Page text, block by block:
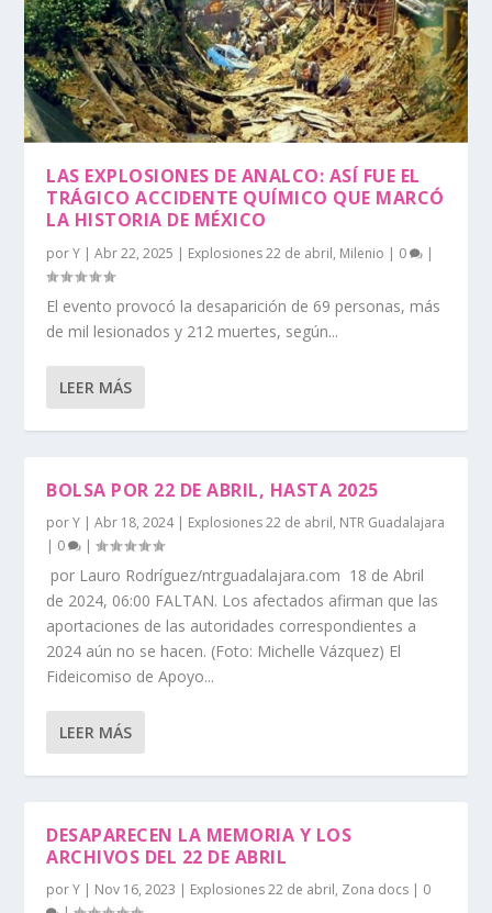
LAS EXPLOSIONES DE ANALCO: ASÍ FUE EL
TRÁGICO ACCIDENTE QUÍMICO QUE MARCÓ
LA HISTORIA DE MÉXICO
porY |Abr 22, 2025 | Explosiones 22 de abril, Milenio | 0 |
El evento provocó la desaparición de 69 personas, más
de mil lesionados y 212 muertes, según...
LEER MÁS
BOLSA POR 22 DE ABRIL, HASTA 2025
porY |Abr 18, 2024| Explosiones 22 de abril, NTR Guadalajara
| 0 |
por Lauro Rodríguez/ntrguadalajara.com 18 de Abril
de 2024, 06:00 FALTAN. Los afectados afirman que las
aportaciones de las autoridades correspondientes a
2024 aún no se hacen. (Foto: Michelle Vázquez) El
Fideicomiso de Apoyo...
LEER MÁS
DESAPARECEN LA MEMORIA Y LOS
ARCHIVOS DEL 22 DE ABRIL
porY | Nov 16, 2023 | Explosiones 22 de abril, Zona docs | 0